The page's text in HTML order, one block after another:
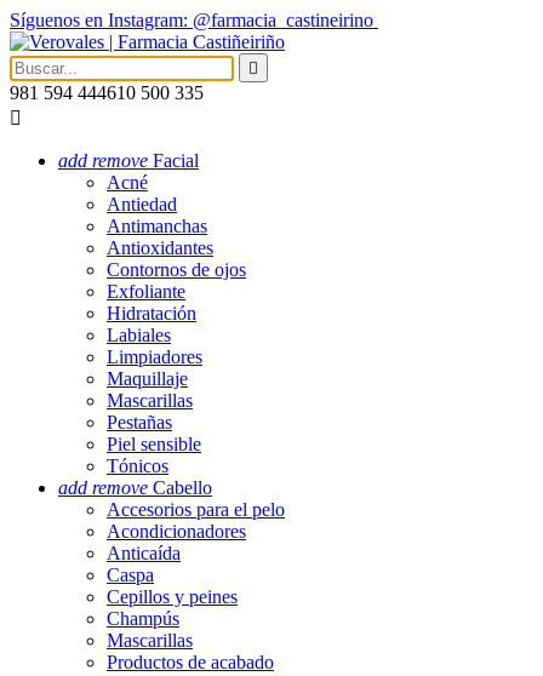
Síguenos en Instagram: @farmacia_castineirino

981 594 444610 500 335

add remove Facial
Acné
Antiedad
Antimanchas
Antioxidantes
Contornos de ojos
Exfoliante
Hidratación
Labiales
Limpiadores
Maquillaje
Mascarillas
Pestañas
Piel sensible
Tónicos
add remove Cabello
Accesorios para el pelo
Acondicionadores
Anticaída
Caspa
Cepillos y peines
Champús
Mascarillas
Productos de acabado